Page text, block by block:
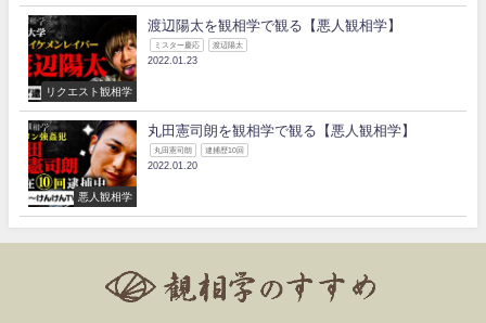
リクエスト観相学
渡辺陽太を観相学で観る【悪人観相学】
ミスター慶応 渡辺陽太
2022.01.23
悪人観相学
丸田憲司朗を観相学で観る【悪人観相学】
丸田憲司朗 逮捕歴10回
2022.01.20